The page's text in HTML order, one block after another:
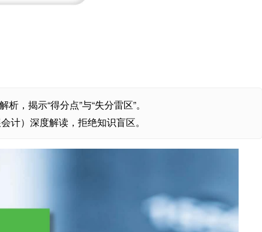
，揭示“得分点”与“失分雷区”。
计）深度解读，拒绝知识盲区。